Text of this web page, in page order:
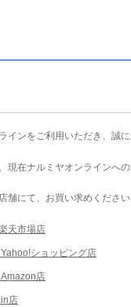
インをご利用いただき、誠に
現在ナルミヤオンラインへ
舗にて、お買い求めください
天市場店
ショッピング店
店
店